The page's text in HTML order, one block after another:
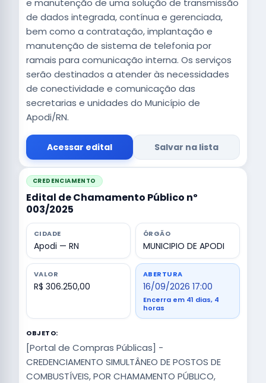
de dados integrada, contínua e gerenciada,
bem como a contratação, implantação e
manutenção de sistema de telefonia por
ramais para comunicação interna. Os serviços
serão destinados a atender às necessidades
de conectividade e comunicação das
secretarias e unidades do Município de
Apodi/RN.
Acessar edital Salvar na lista
CREDENCIAMENTO
Edital de Chamamento Público nº
003/2025
CIDADE
Apodi — RN
ÓRGÃO
MUNICIPIO DE APODI
VALOR
R$ 306.250,00
ABERTURA
16/09/2026 17:00
Encerra em 41 dias, 4
horas
OBJETO:
[Portal de Compras Públicas] -
CREDENCIAMENTO SIMULTÂNEO DE POSTOS DE
COMBUSTÍVEIS, POR CHAMAMENTO PÚBLICO,